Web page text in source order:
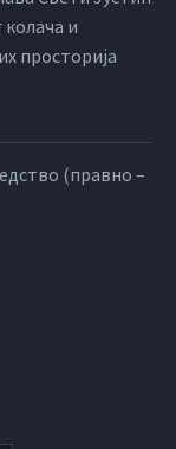
и
просторија
(правно –